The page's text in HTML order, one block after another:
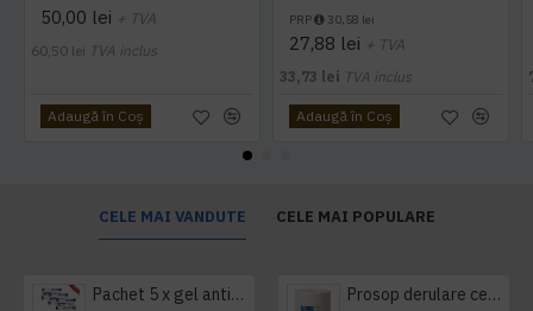
50,00 lei + TVA
60,50 lei TVA inclus
Adaugă în Coş
PRP 30,58 lei
27,88 lei + TVA
33,73 lei TVA inclus
Adaugă în Coş
CELE MAI VANDUTE CELE MAI POPULARE
Pachet 5 x gel antibacterian 50ml si 3 x Servetele antibacteriene 48 buc Hygienium Prosop derulare centrala 1 pliu, 300 m Tork